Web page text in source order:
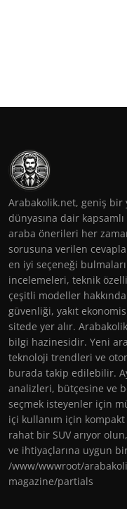
Arabakolik.net, geniş bir
dünyasına dair
araba önerileri her
sorusuna verilen
en iyi seçeneği
incelemeleri, teknik
çeşitli modeller
güvenliği, yakıt
sitede yer alır.
bilgi hazinesidir. Yeni
teknoloji trendleri ve
burada takip edilebilir.
analizleri, bütçesine ve
seçmek isteyenler için
içi kullanım için
rahat bir SUV arıyor
ve ihtiyaçlarına uygun
/www/wwwroot/
magazine/partials